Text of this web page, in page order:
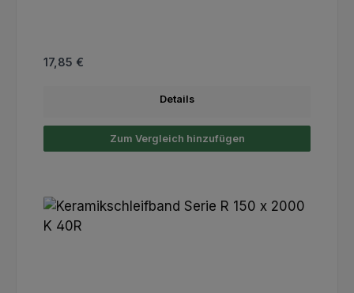
Regulärer Preis:
17,85 €
Details
Zum Vergleich hinzufügen